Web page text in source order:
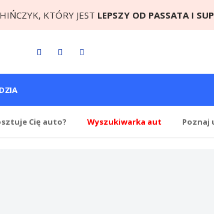
KTÓRY JEST LEPSZY OD PASSATA I
Cię auto? Wyszukiwarka aut Poznaj